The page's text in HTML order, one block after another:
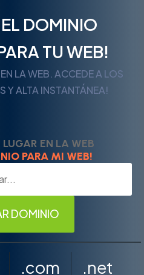
EL DOMINIO
TU WEB!
LA WEB. ACCEDE A LOS
Y ALTA INSTANTÁNEA!
EN LA WEB
PARA MI WEB!
.com .net